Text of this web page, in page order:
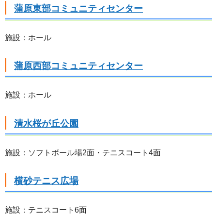
蒲原東部コミュニティセンター
施設：ホール
蒲原西部コミュニティセンター
施設：ホール
清水桜が丘公園
施設：ソフトボール場2面・テニスコート4面
横砂テニス広場
施設：テニスコート6面